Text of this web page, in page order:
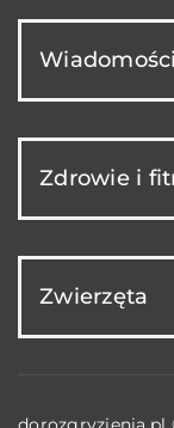
Zdrowie i
Zwierzęta